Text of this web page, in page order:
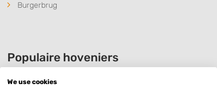
Burgerbrug
Populaire hoveniers
We use cookies